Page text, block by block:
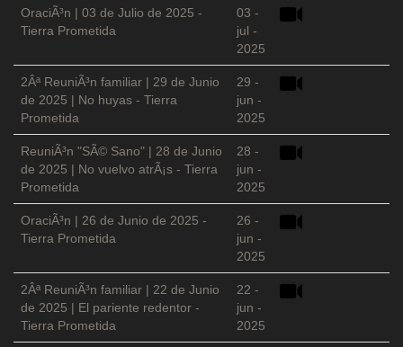
OraciÃ³n | 03 de Julio de 2025 -
Tierra Prometida
03 -
jul -
2025
2Âª ReuniÃ³n familiar | 29 de Junio
de 2025 | No huyas - Tierra
Prometida
29 -
jun -
2025
ReuniÃ³n "SÃ© Sano" | 28 de Junio
de 2025 | No vuelvo atrÃ¡s - Tierra
Prometida
28 -
jun -
2025
OraciÃ³n | 26 de Junio de 2025 -
Tierra Prometida
26 -
jun -
2025
2Âª ReuniÃ³n familiar | 22 de Junio
de 2025 | El pariente redentor -
Tierra Prometida
22 -
jun -
2025